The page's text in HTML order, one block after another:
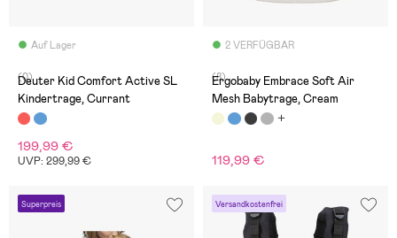
Auf Lager
(0)
Deuter Kid Comfort Active SL
Kindertrage, Currant
199,99 €
UVP: 299,99 €
2 VERFÜGBAR
(8)
Ergobaby Embrace Soft Air
Mesh Babytrage, Cream
119,99 €
Superpreis Versandkostenfrei